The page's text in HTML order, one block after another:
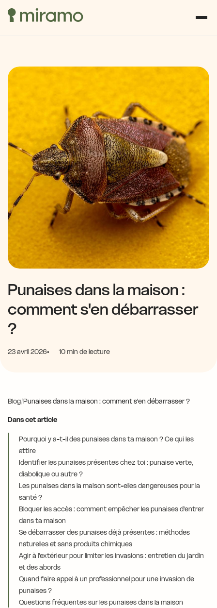
Punaises dans la maison :
comment s'en débarrasser
?
23 avril 2026 10 min de lecture
Blog/Punaises dans la maison : comment s'en débarrasser ?
Dans cet article
Pourquoi y a-t-il des punaises dans ta maison ? Ce qui les
attire
Identifier les punaises présentes chez toi : punaise verte,
diabolique ou autre ?
Les punaises dans la maison sont-elles dangereuses pour la
santé ?
Bloquer les accès : comment empêcher les punaises d'entrer
dans ta maison
Se débarrasser des punaises déjà présentes : méthodes
naturelles et sans produits chimiques
Agir à l'extérieur pour limiter les invasions : entretien du jardin
et des abords
Quand faire appel à un professionnel pour une invasion de
punaises ?
Questions fréquentes sur les punaises dans la maison